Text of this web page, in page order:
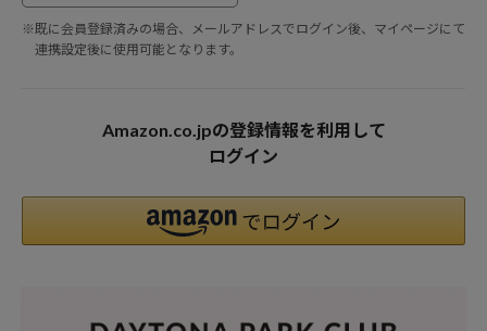
※既に会員登録済みの場合、メールアドレスでログイン後、マイページにて
連携設定後に使用可能となります。
Amazon.co.jpの登録情報を利用して
ログイン